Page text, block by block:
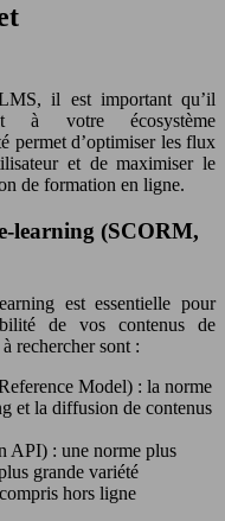
il est important qu’il
à votre écosystème
permet d’optimiser les flux
et de maximiser le
de formation en ligne.
learning (SCORM,
est essentielle pour
de vos contenus de
rechercher sont :
Model) : la norme
et la diffusion de contenus
API) : une norme plus
grande variété
hors ligne